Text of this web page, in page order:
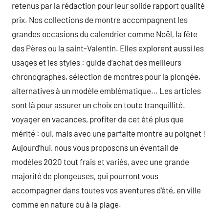
retenus par la rédaction pour leur solide rapport qualité
prix. Nos collections de montre accompagnent les
grandes occasions du calendrier comme Noël, la fête
des Pères ou la saint-Valentin. Elles explorent aussi les
usages et les styles : guide d’achat des meilleurs
chronographes, sélection de montres pour la plongée,
alternatives à un modèle emblématique… Les articles
sont là pour assurer un choix en toute tranquillité.
voyager en vacances, profiter de cet été plus que
mérité : oui, mais avec une parfaite montre au poignet !
Aujourd’hui, nous vous proposons un éventail de
modèles 2020 tout frais et variés, avec une grande
majorité de plongeuses, qui pourront vous
accompagner dans toutes vos aventures d’été, en ville
comme en nature ou à la plage.